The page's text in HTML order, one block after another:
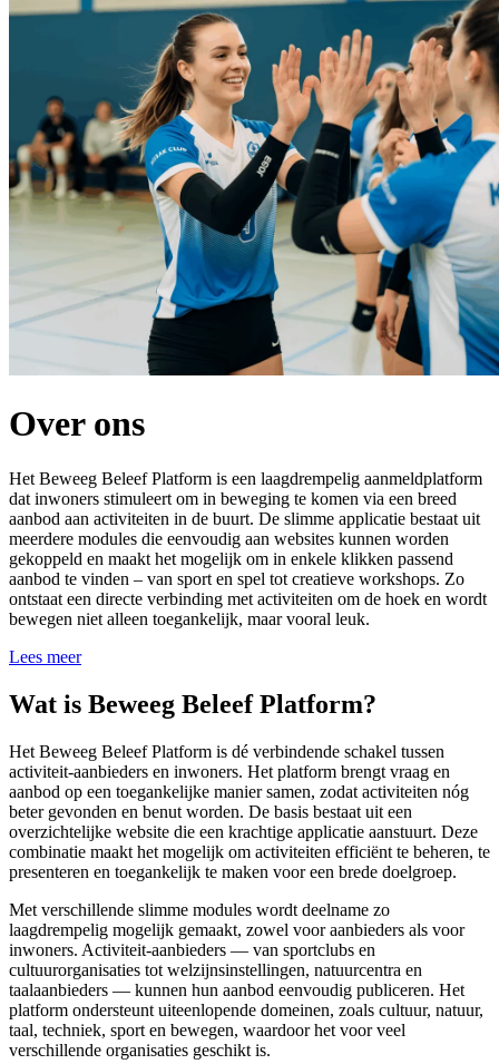
Over ons
Het Beweeg Beleef Platform is een laagdrempelig aanmeldplatform
dat inwoners stimuleert om in beweging te komen via een breed
aanbod aan activiteiten in de buurt. De slimme applicatie bestaat uit
meerdere modules die eenvoudig aan websites kunnen worden
gekoppeld en maakt het mogelijk om in enkele klikken passend
aanbod te vinden – van sport en spel tot creatieve workshops. Zo
ontstaat een directe verbinding met activiteiten om de hoek en wordt
bewegen niet alleen toegankelijk, maar vooral leuk.
Lees meer
Wat is Beweeg Beleef Platform?
Het Beweeg Beleef Platform is dé verbindende schakel tussen
activiteit-aanbieders en inwoners. Het platform brengt vraag en
aanbod op een toegankelijke manier samen, zodat activiteiten nóg
beter gevonden en benut worden. De basis bestaat uit een
overzichtelijke website die een krachtige applicatie aanstuurt. Deze
combinatie maakt het mogelijk om activiteiten efficiënt te beheren, te
presenteren en toegankelijk te maken voor een brede doelgroep.
Met verschillende slimme modules wordt deelname zo
laagdrempelig mogelijk gemaakt, zowel voor aanbieders als voor
inwoners. Activiteit-aanbieders — van sportclubs en
cultuurorganisaties tot welzijnsinstellingen, natuurcentra en
taalaanbieders — kunnen hun aanbod eenvoudig publiceren. Het
platform ondersteunt uiteenlopende domeinen, zoals cultuur, natuur,
taal, techniek, sport en bewegen, waardoor het voor veel
verschillende organisaties geschikt is.